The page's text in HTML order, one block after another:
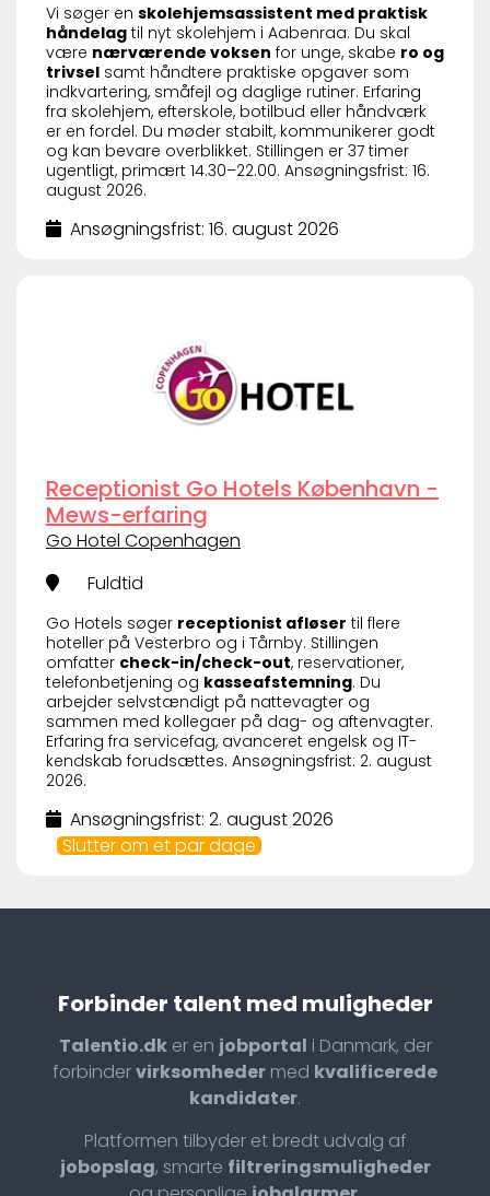
Vi søger en skolehjemsassistent med praktisk
håndelag til nyt skolehjem i Aabenraa. Du skal
være nærværende voksen for unge, skabe ro og
trivsel samt håndtere praktiske opgaver som
indkvartering, småfejl og daglige rutiner. Erfaring
fra skolehjem, efterskole, botilbud eller håndværk
er en fordel. Du møder stabilt, kommunikerer godt
og kan bevare overblikket. Stillingen er 37 timer
ugentligt, primært 14.30–22.00. Ansøgningsfrist: 16.
august 2026.
Ansøgningsfrist: 16. august 2026
Receptionist Go Hotels København -
Mews-erfaring
Go Hotel Copenhagen
Fuldtid
Go Hotels søger receptionist afløser til flere
hoteller på Vesterbro og i Tårnby. Stillingen
omfatter check-in/check-out, reservationer,
telefonbetjening og kasseafstemning. Du
arbejder selvstændigt på nattevagter og
sammen med kollegaer på dag- og aftenvagter.
Erfaring fra servicefag, avanceret engelsk og IT-
kendskab forudsættes. Ansøgningsfrist: 2. august
2026.
Ansøgningsfrist: 2. august 2026
Slutter om et par dage
Forbinder talent med muligheder
Talentio.dker en jobportal i Danmark, der
forbindervirksomheder med kvalificerede
kandidater.
Platformen tilbyder et bredt udvalg af
jobopslag, smarte filtreringsmuligheder